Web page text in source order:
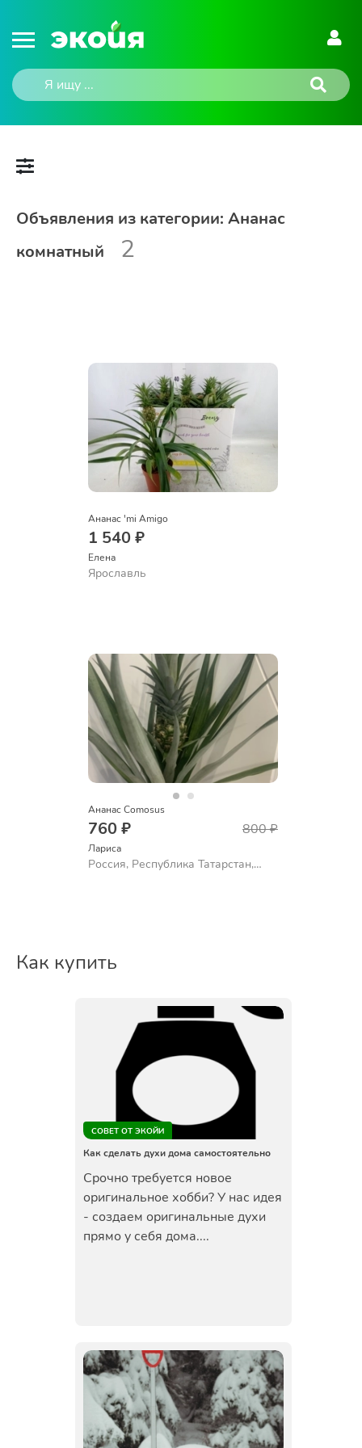
Объявления из категории: Ананас
комнатный
2
Ананас 'mi Amigo
1 540 ₽
Елена
Ярославль
Ананас Comosus
760 ₽ 800 ₽
Лариса
Россия, Республика Татарстан,
Как купить
СОВЕТ ОТ ЭКОЙИ
Как сделать духи дома самостоятельно
Срочно требуется новое
оригинальное хобби? У нас идея
- создаем оригинальные духи
прямо у себя дома....